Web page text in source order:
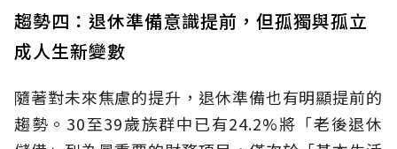
趨勢四：退休準備意識提前，但孤獨與孤立
成人生新變數
隨著對未來焦慮的提升，退休準備也有明顯提前的
趨勢。30至39歲族群中已有24.2%將「老後退休